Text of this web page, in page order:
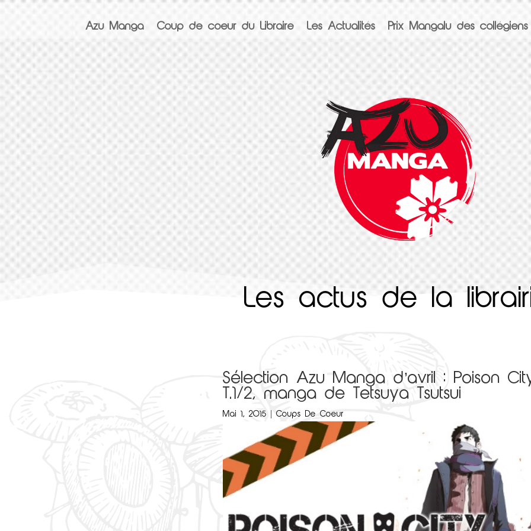
Azu Manga Coup de coeur du Libraire Les Actualités Prix Mangalu des collégiens
Les actus de la
Sélection Azu Manga d’avril : Poison
T.1/2, manga de Tetsuya Tsutsui
Mai 1, 2015 |Coups De Coeur